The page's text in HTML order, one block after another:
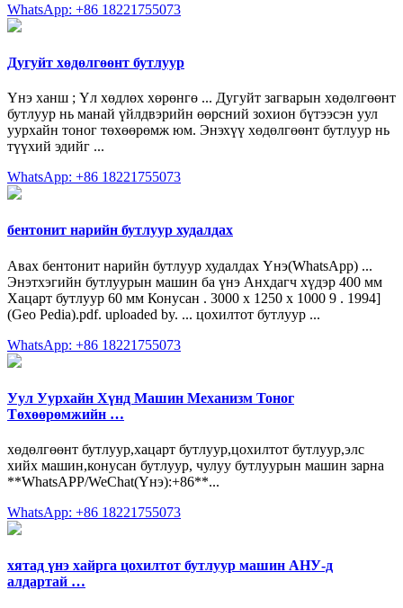
WhatsApp: +86 18221755073
Дугуйт хөдөлгөөнт бутлуур
Үнэ ханш ; Үл хөдлөх хөрөнгө ... Дугуйт загварын хөдөлгөөнт
бутлуур нь манай үйлдвэрийн өөрсний зохион бүтээсэн уул
уурхайн тоног төхөөрөмж юм. Энэхүү хөдөлгөөнт бутлуур нь
түүхий эдийг ...
WhatsApp: +86 18221755073
бентонит нарийн бутлуур худалдах
Авах бентонит нарийн бутлуур худалдах Үнэ(WhatsApp) ...
Энэтхэгийн бутлуурын машин ба үнэ Анхдагч хүдэр 400 мм
Хацарт бутлуур 60 мм Конусан . 3000 х 1250 х 1000 9 . 1994]
(Geo Pedia).pdf. uploaded by. ... цохилтот бутлуур ...
WhatsApp: +86 18221755073
Уул Уурхайн Хүнд Машин Механизм Тоног
Төхөөрөмжийн …
хөдөлгөөнт бутлуур,хацарт бутлуур,цохилтот бутлуур,элс
хийх машин,конусан бутлуур, чулуу бутлуурын машин зарна
**WhatsAPP/WeChat(Үнэ):+86**...
WhatsApp: +86 18221755073
хятад үнэ хайрга цохилтот бутлуур машин АНУ-д
алдартай …